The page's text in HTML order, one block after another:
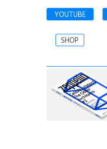
YOUTUBE
SHOP